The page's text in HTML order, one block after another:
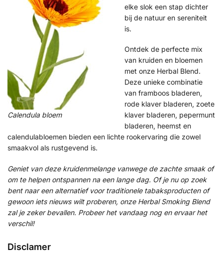
Calendula bloem
elke slok een stap dichter
bij de natuur en sereniteit
is.
Ontdek de perfecte mix
van kruiden en bloemen
met onze Herbal Blend.
Deze unieke combinatie
van framboos bladeren,
rode klaver bladeren, zoete
klaver bladeren, pepermunt
bladeren, heemst en
calendulabloemen bieden een lichte rookervaring die zowel
smaakvol als rustgevend is.
Geniet van deze kruidenmelange vanwege de zachte smaak of
om te helpen ontspannen na een lange dag. Of je nu op zoek
bent naar een alternatief voor traditionele tabaksproducten of
gewoon iets nieuws wilt proberen, onze Herbal Smoking Blend
zal je zeker bevallen. Probeer het vandaag nog en ervaar het
verschil!
Disclamer